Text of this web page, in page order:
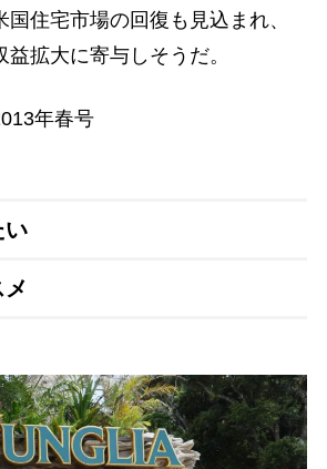
住宅市場の回復も見込まれ、
拡大に寄与しそうだ。
年春号
い